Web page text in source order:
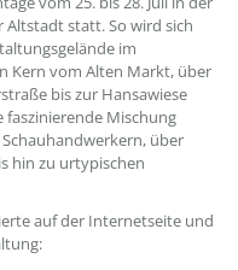
Altstadt statt. So wird sich
im
Kern vom Alten Markt, über
bis zur Hansawiese
faszinierende Mischung
über
hin zu urtypischen
auf der Internetseite und